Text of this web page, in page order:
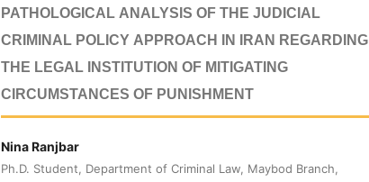
PATHOLOGICAL ANALYSIS OF THE JUDICIAL
CRIMINAL POLICY APPROACH IN IRAN REGARDING
THE LEGAL INSTITUTION OF MITIGATING
CIRCUMSTANCES OF PUNISHMENT
Nina Ranjbar
Ph.D. Student, Department of Criminal Law, Maybod Branch,